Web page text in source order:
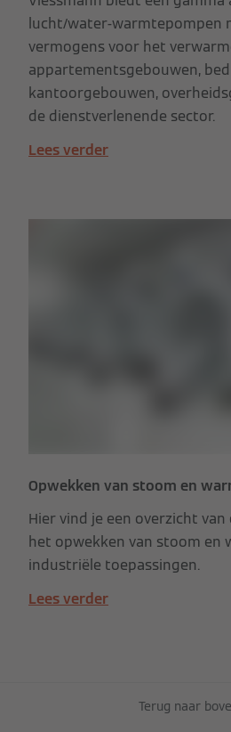
lucht/water-warmtepompen
vermogens voor het
appartementsgebouwen,
kantoorgebouwen,
de dienstverlenende sector.
Lees verder
Opwekken van stoom en
Hier vind je een overzicht
het opwekken van stoom en
industriële toepassingen.
Lees verder
Terug naar